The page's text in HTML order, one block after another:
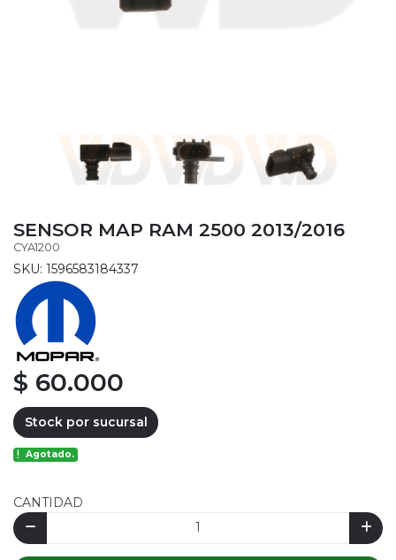
SENSOR MAP RAM 2500 2013/2016
CYA1200
SKU: 1596583184337
$ 60.000
Stock por sucursal
Agotado.
CANTIDAD